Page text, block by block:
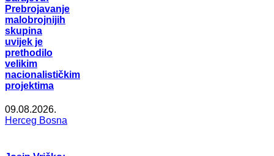
Prebrojavanje
malobrojnijih
skupina
uvijek je
prethodilo
velikim
nacionalističkim
projektima
09.08.2026.
Herceg Bosna